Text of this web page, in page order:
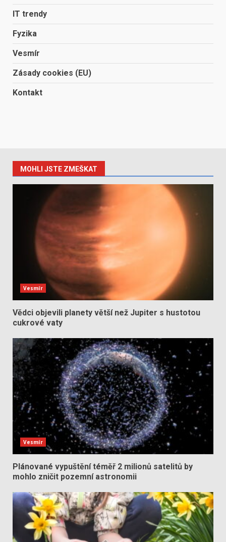
IT trendy
Fyzika
Vesmír
Zásady cookies (EU)
Kontakt
MOHLI JSTE ZMEŠKAT
Vesmír
Vědci objevili planety větší než Jupiter s hustotou
cukrové vaty
Vesmír
Plánované vypuštění téměř 2 milionů satelitů by
mohlo zničit pozemní astronomii